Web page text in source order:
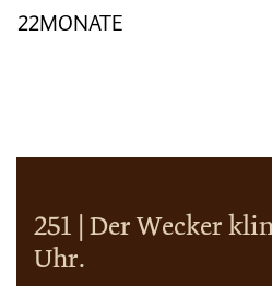
22MONATE
251 | Der Wecker
Uhr.